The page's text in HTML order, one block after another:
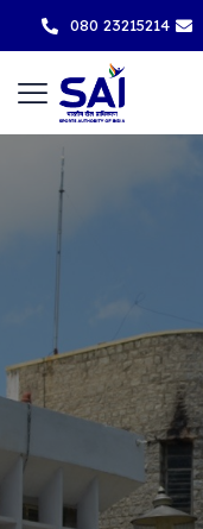
080 23215214